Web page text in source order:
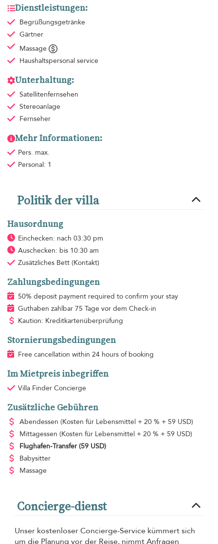
Dienstleistungen:
Begrüßungsgetränke
Gärtner
Massage
Haushaltspersonal service
Unterhaltung:
Satellitenfernsehen
Stereoanlage
Fernseher
Mehr Informationen:
Pers. max.
Personal: 1
Politik der villa
Hausordnung
Einchecken: nach 03:30 pm
Auschecken: bis 10:30 am
Zusätzliches Bett (Kontakt)
Zahlungsbedingungen
50% deposit payment required to confirm your stay
Guthaben zahlbar 75 Tage vor dem Check-in
Kaution: Kreditkartenüberprüfung
Stornierungsbedingungen
Free cancellation within 24 hours of booking
Im Mietpreis inbegriffen
Villa Finder Concierge
Zusätzliche Gebühren
Abendessen (Kosten für Lebensmittel + 20 % + 59 USD)
Mittagessen (Kosten für Lebensmittel + 20 % + 59 USD)
Flughafen-Transfer (59 USD)
Babysitter
Massage
Concierge-dienst
Unser kostenloser Concierge-Service kümmert sich
um die Planung vor der Reise, nimmt Anfragen